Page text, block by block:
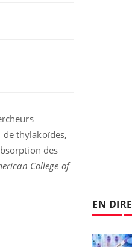
thylakoïdes,
des
College of
EN